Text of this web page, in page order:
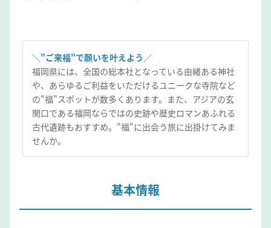
＼"ご来福"で願いを叶えよう／
福岡県には、全国の総本社となっている由緒ある神社
や、あらゆるご利益をいただけるユニークな寺院など
の"福"スポットが数多くあります。また、アジアの玄
関口である福岡ならではの史跡や歴史ロマンあふれる
古代遺跡もおすすめ。"福"に出会う旅に出掛けてみま
せんか。
基本情報